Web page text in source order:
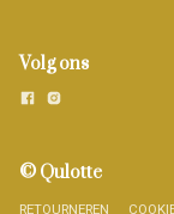
Volg ons
© Qulotte
RETOURNEREN